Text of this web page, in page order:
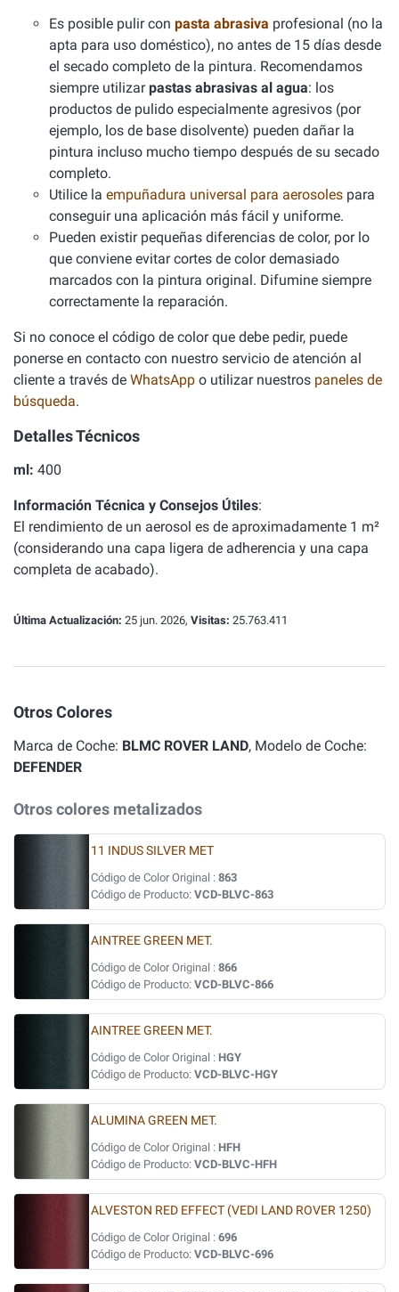
Es posible pulir con pasta abrasiva profesional (no la
apta para uso doméstico), no antes de 15 días desde
el secado completo de la pintura. Recomendamos
siempre utilizarpastas abrasivas al agua: los
productos de pulido especialmente agresivos (por
ejemplo, los de base disolvente) pueden dañar la
pintura incluso mucho tiempo después de su secado
completo.
Utilice la empuñadura universal para aerosoles para
conseguir una aplicación más fácil y uniforme.
Pueden existir pequeñas diferencias de color, por lo
que conviene evitar cortes de color demasiado
marcados con la pintura original. Difumine siempre
correctamente la reparación.
Si no conoce el código de color que debe pedir, puede
ponerse en contacto con nuestro servicio de atención al
cliente a través de WhatsApp o utilizar nuestros paneles de
búsqueda.
Detalles Técnicos
ml: 400
Información Técnica y Consejos Útiles:
El rendimiento de un aerosol es de aproximadamente 1 m²
(considerando una capa ligera de adherencia y una capa
completa de acabado).
Última Actualización: 25 jun. 2026, Visitas: 25.763.411
Otros Colores
Marca de Coche: BLMC ROVER LAND, Modelo de Coche:
DEFENDER
Otros colores metalizados
11 INDUS SILVER MET
Código de Color Original : 863
Código de Producto: VCD-BLVC-863
AINTREE GREEN MET.
Código de Color Original : 866
Código de Producto: VCD-BLVC-866
AINTREE GREEN MET.
Código de Color Original : HGY
Código de Producto: VCD-BLVC-HGY
ALUMINA GREEN MET.
Código de Color Original : HFH
Código de Producto: VCD-BLVC-HFH
ALVESTON RED EFFECT (VEDI LAND ROVER 1250)
Código de Color Original : 696
Código de Producto: VCD-BLVC-696